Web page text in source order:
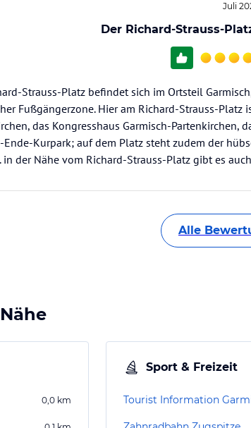
Juli
Der Richard-Strauss-
Strauss-Platz befindet sich im Ortsteil
Fußgängerzone. Hier am Richard-Strauss-
das Kongresshaus Garmisch-Partenkirchen,
Ende-Kurpark; auf dem Platz steht zudem der
in der Nähe vom Richard-Strauss-Platz gibt es
Alle
0,0 km
Sport & Freizeit